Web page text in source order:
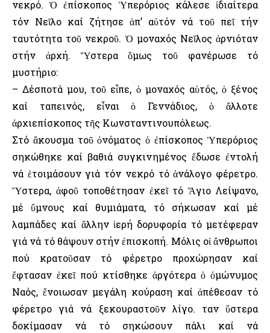
νεκρό. Ὁ ἐπίσκοπος Ὑπερόριος κάλεσε ἰδιαίτερα
τόν Νεῖλο καί ζήτησε ἀπ’ αὐτόν νά τοῦ πεῖ τήν
ταυτότητα τοῦ νεκροῦ. Ὁ μοναχός Νεῖλος ἀρνιόταν
στήν ἀρχή. Ὕστερα ὅμως τοῦ φανέρωσε τό
μυστήριο:
– Δέσποτά μου, τοῦ εἶπε, ὁ μοναχός αὐτός, ὁ ξένος
καί ταπεινός, εἶναι ὁ Γεννάδιος, ὁ ἄλλοτε
ἀρχιεπίσκοπος τῆς Κωνσταντινουπόλεως.
Στό ἄκουσμα τοῦ ὀνόματος ὁ ἐπίσκοπος Ὑπερόριος
σηκώθηκε καί βαθιά συγκινημένος ἔδωσε ἐντολή
νά ἑτοιμάσουν γιά τόν νεκρό τό ἀνάλογο φέρετρο.
Ὕστερα, ἀφοῦ τοποθέτησαν ἐκεῖ τό Ἅγιο Λείψανο,
μέ ὕμνους καί θυμιάματα, τό σήκωσαν καί μέ
λαμπάδες καί ἄλλην ἱερή δορυφορία τό μετέφεραν
γιά νά τό θάψουν στήν ἐπισκοπή. Μόλις οἱ ἄνθρωποι
πού κρατοῦσαν τό φέρετρο προχώρησαν καί
ἔφτασαν ἐκεῖ πού κτίσθηκε ἀργότερα ὁ ὁμώνυμος
Ναός, ἔνοιωσαν μεγάλη κούραση καί ἀπέθεσαν τό
φέρετρο γιά νά ξεκουραστοῦν λίγο. Ὅταν ὕστερα
δοκίμασαν νά τό σηκώσουν πάλι καί νά